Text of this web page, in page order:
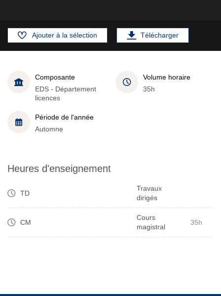
Ajouter à la sélection Télécharger
Composante
EDS - Département
licences
Volume horaire
35h
Période de l'année
Automne
Heures d'enseignement
TD
Travaux
dirigés
CM
Cours
magistral
35h